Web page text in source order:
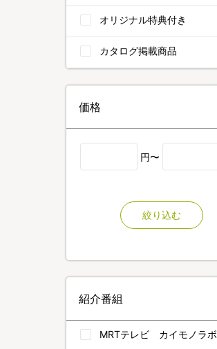
オリジナル特典付き
カタログ掲載商品
価格
円〜
絞り込む
紹介番組
MRTテレビ カイモノラボ